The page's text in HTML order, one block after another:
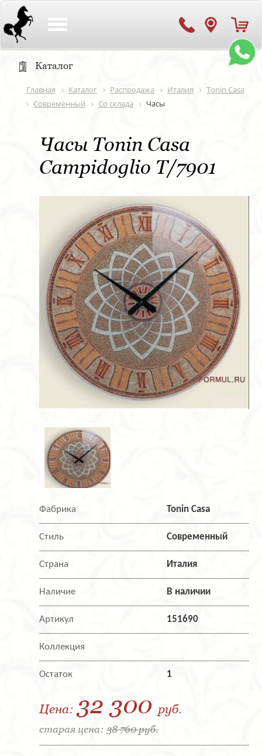
Каталог
Главная Каталог Распродажа Италия
Tonin Casa
Современный
Со склада Часы
Часы Tonin Casa
Campidoglio T/7901
Фабрика Tonin Casa
Стиль Современный
Страна Италия
Наличие В наличии
Артикул 151690
Коллекция
Остаток 1
Цена: 32 300 руб.
старая цена: 38 760 руб.